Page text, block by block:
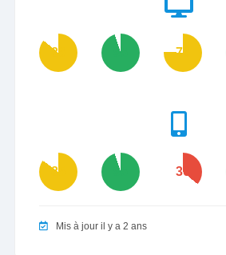
86 95 76
85 95 36
Mis à jour il y a 2 ans